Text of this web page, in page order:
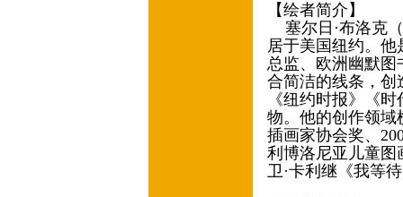
【绘者简介】
塞尔日·布洛克（
居于美国纽约。
总监、欧洲幽默图
合简洁的线条，创
《纽约时报》《
物。他的创作领域
插画家协会奖、
利博洛尼亚儿童图
卫·卡利继《我等